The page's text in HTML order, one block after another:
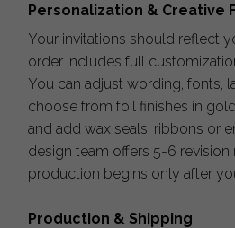
Personalization & Creative
Your invitations should reflect
order includes full
You can adjust wording, fonts,
choose from foil finishes in
and add wax seals, ribbons or
design team offers 5-6 revision
production begins only after
Production & Shipping